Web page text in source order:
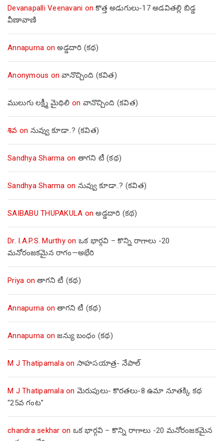
Devanapalli Veenavani onకొత్త అడుగులు-17 అడవితల్లి బిడ్డ
వీణావాణి
Annapurna onఅడ్డదారి (కథ)
Anonymous onవానొచ్చింది (కవిత)
ములుగు లక్ష్మీ మైథిలి on వానొచ్చింది (కవిత)
శివ on నువ్వు కూడా..? (కవిత)
Sandhya Sharma on తాగని టీ (కథ)
Sandhya Sharma on నువ్వు కూడా..? (కవిత)
SAIBABU THUPAKULA onఅడ్డదారి (కథ)
Dr. I.A.P.S. Murthyon ఒక భార్గవి – కొన్ని రాగాలు -20
మనోరంజకమైన రాగం—అభేరి
Priya onతాగని టీ (కథ)
Annapurna onతాగని టీ (కథ)
Annapurna onజన్యు బంధం (కథ)
M J Thatipamalaon సాహసయాత్ర- నేపాల్‌
M J Thatipamalaon మెరుపులు- కొరతలు-8 ఉమా నూతక్కి కథ
“25వ గంట”
chandra sekhar on ఒక భార్గవి – కొన్ని రాగాలు -20 మనోరంజకమైన